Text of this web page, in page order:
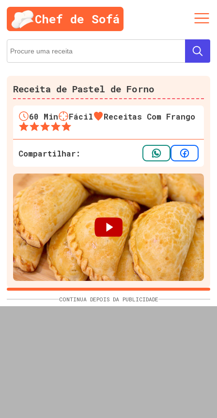
Chef de Sofá
Receita de Pastel de Forno
60 Min Fácil Receitas Com Frango
Compartilhar:
CONTINUA DEPOIS DA PUBLICIDADE